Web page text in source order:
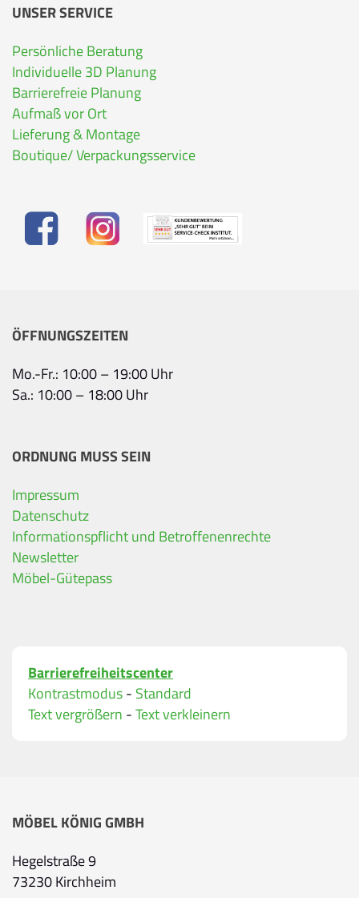
UNSER SERVICE
Persönliche Beratung
Individuelle 3D Planung
Barrierefreie Planung
Aufmaß vor Ort
Lieferung & Montage
Boutique/ Verpackungsservice
ÖFFNUNGSZEITEN
Mo.-Fr.: 10:00 – 19:00 Uhr
Sa.: 10:00 – 18:00 Uhr
ORDNUNG MUSS SEIN
Impressum
Datenschutz
Informationspflicht und Betroffenenrechte
Newsletter
Möbel-Gütepass
Barrierefreiheitscenter
Kontrastmodus- Standard
Text vergrößern -Text verkleinern
MÖBEL KÖNIG GMBH
Hegelstraße 9
73230 Kirchheim
Ihre Kontaktdaten
Alle mit Stern gekennzeichneten Felder sind
Name
Bitte geben Sie eine gültige E-Mail-Adresse ein.
Telefon*